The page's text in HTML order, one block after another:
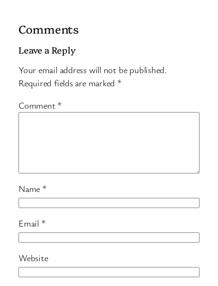
Comments
Leave a Reply
Your email address will not be published.
Required fields are marked *
Comment *
Name *
Email *
Website